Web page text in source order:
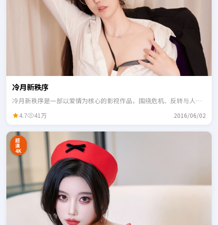
冷月新秩序
冷月新秩序是一部以爱情为核心的影视作品，围绕危机、反转与人物
4.7 41万 2016/06/02
超
清
4K